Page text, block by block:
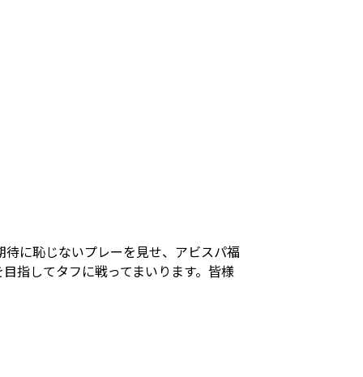
に恥じないプレーを見せ、アビスパ福
指してタフに戦ってまいります。皆様